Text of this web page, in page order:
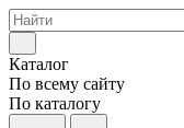
Каталог
По всему сайту
По каталогу